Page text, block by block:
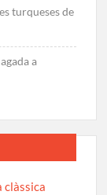
turqueses de
a
clàssica